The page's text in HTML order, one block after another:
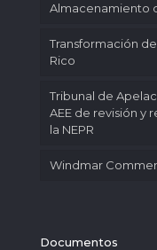
Almacenamiento
Transformación
Rico
Tribunal de
AEE de revisión y
la NEPR
Windmar
Documentos